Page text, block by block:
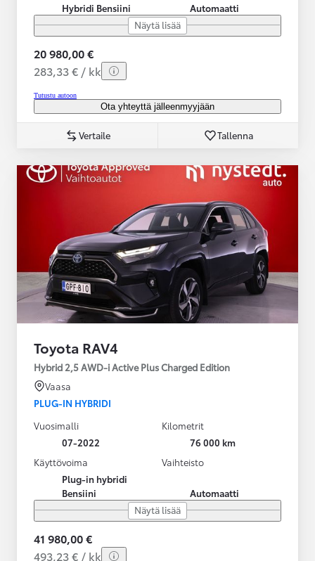
Hybridi Bensiini
Automaatti
Näytä lisää
20 980,00 €
283,33 € / kk
Tutustu autoon
Ota yhteyttä jälleenmyyjään
Vertaile Tallenna
Toyota RAV4
Hybrid 2,5 AWD-i Active Plus Charged Edition
Vaasa
PLUG-IN HYBRIDI
Vuosimalli
07-2022
Kilometrit
76 000 km
Käyttövoima
Plug-in hybridi
Bensiini
Vaihteisto
Automaatti
Näytä lisää
41 980,00 €
493,23 € / kk